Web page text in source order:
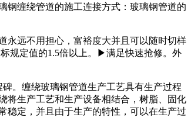
钢缠绕管道的施工连接方式：玻璃钢管道的
永远不用担心，富裕度大并且可以随时切样
规定值的1.5倍以上。▶满足快速抢修。外
。缠绕玻璃钢管道生产工艺具有生产过程
将生产工艺和生产设备相结合，树脂、固化
稳定，并且由于生产的特性，可以在生产过